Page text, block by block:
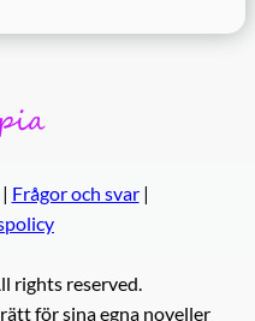
Frågor och svar|
rights reserved.
för sina egna noveller